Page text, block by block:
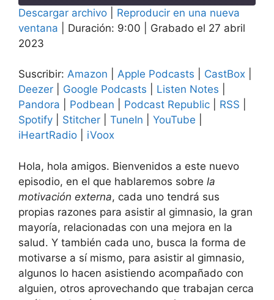
segundossegundos
Amazon Apple Podcasts
Pandora Podbean
Podcast Republic RSS
Spotify Stitcher
TuneIn
FEED RSS
COMPAR
TIR
INCRUST
AR
Descargar archivo
Reproducir en una nueva
ventana
Duración: 9:00
Grabado el 27 abril
2023
Suscribir: Amazon Apple Podcasts CastBox
Deezer
Google Podcasts Listen Notes
Pandora
Podbean Podcast Republic RSS
Spotify
Stitcher TuneIn YouTube
iHeartRadio
iVoox
Hola, hola amigos. Bienvenidos a este nuevo
episodio, en el que hablaremos sobre la
motivación externa, cada uno tendrá sus
propias razones para asistir al gimnasio, la gran
mayoría, relacionadas con una mejora en la
salud. Y también cada uno, busca la forma de
motivarse a sí mismo, para asistir al gimnasio,
algunos lo hacen asistiendo acompañado con
alguien, otros aprovechando que trabajan cerca